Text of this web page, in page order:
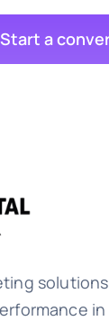
Start a